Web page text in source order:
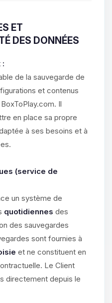
ET
DES DONNÉES
:
de la sauvegarde de
et contenus
Il
en place sa propre
à ses besoins et à
(service de
un système de
quotidiennes des
des sauvegardes
sont fournies à
et ne constituent en
Le Client
directement depuis le